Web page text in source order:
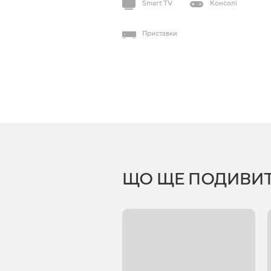
Smart TV Консолі
Приставки
ЩО ЩЕ